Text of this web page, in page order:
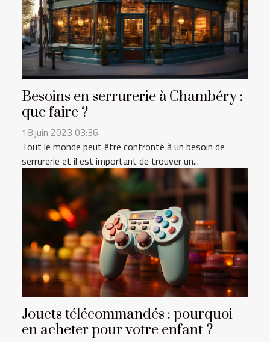
Besoins en serrurerie à Chambéry :
que faire ?
18 juin 2023 03:36
Tout le monde peut être confronté à un besoin de
serrurerie et il est important de trouver un...
Jouets télécommandés : pourquoi
en acheter pour votre enfant ?